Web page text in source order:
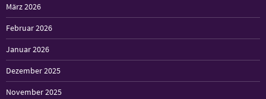
März 2026
Februar 2026
Januar 2026
Dezember 2025
November 2025